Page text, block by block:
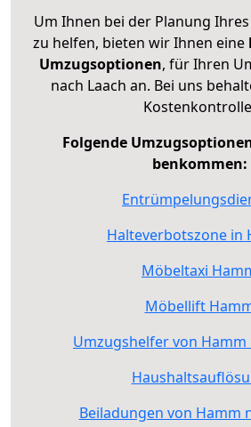
Um Ihnen bei der Planung
zu helfen, bieten wir Ihnen eine
Umzugsoptionen, für Ihren
nach Laach an. Bei uns
Folgende
benkommen:
Halteverbotszone in
Möbeltaxi
Möbellift
Umzugshelfer von Hamm
Beiladungen von Hamm